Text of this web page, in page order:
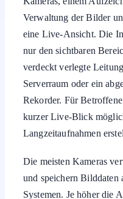
Verwaltung der Bilder
eine Live-Ansicht. Die
nur den sichtbaren
verdeckt verlegte
Serverraum oder ein
Rekorder. Für
kurzer Live-Blick
Langzeitaufnahmen
und speichern Bilddaten
Systemen. Je höher die